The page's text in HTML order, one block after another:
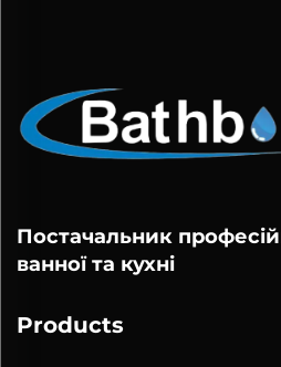
Постачальник
ванної та кухні
Products